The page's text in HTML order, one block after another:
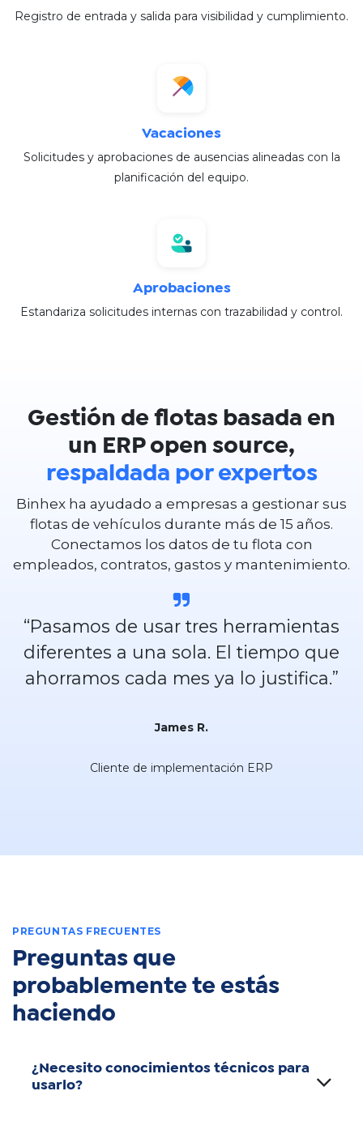
Registro de entrada y salida para visibilidad y cumplimiento.​
Vacaciones
Solicitudes y aprobaciones de ausencias alineadas con la
planificación del equipo.​
Aprobaciones
Estandariza solicitudes internas con trazabilidad y control.
Gestión de flotas basada en
un ERP open source,
respaldada por expertos
Binhex ha ayudado a empresas a gestionar sus
flotas de vehículos durante más de 15 años.
Conectamos los datos de tu flota con
empleados, contratos, gastos y mantenimiento.
“Pasamos de usar tres herramientas
diferentes a una sola. El tiempo que
ahorramos cada mes ya lo justifica.”
James R.
Cliente de implementación ERP
PREGUNTAS FRECUENTES​
Preguntas que
probablemente te estás
haciendo
¿Necesito conocimientos técnicos para
usarlo?